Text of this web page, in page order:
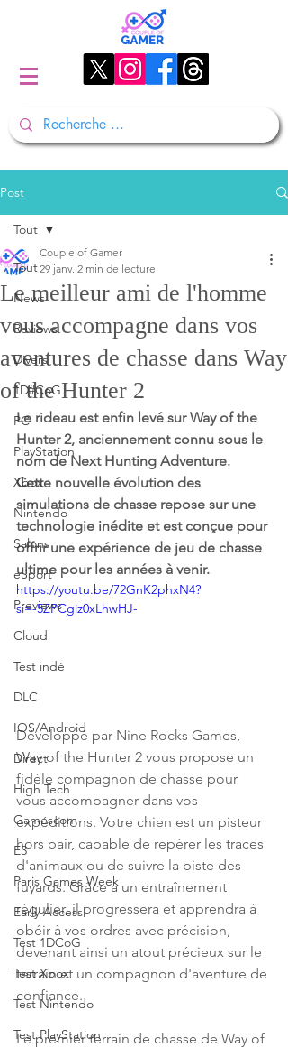
Post
Tout
News
Reviews
Divers
1D#CoG
PC
PlayStation
Xbox
Nintendo
Salons
eSport
Previews
Cloud
Test indé
DLC
IOS/Android
Direct
High Tech
Gamescom
E3
Paris Games Week
Early Access
Test 1DCoG
Test Xbox
Test Nintendo
Test PlayStation
Tout
Le meilleur ami de l'homme
vous accompagne dans vos
aventures de chasse dans Way
of the Hunter 2
Couple of Gamer
29 janv. 2 min de lecture
Le rideau est enfin levé sur Way of the
Hunter 2, anciennement connu sous le
nom de Next Hunting Adventure.
Cette nouvelle évolution des
simulations de chasse repose sur une
technologie inédite et est conçue pour
offrir une expérience de jeu de chasse
ultime pour les années à venir.
https://youtu.be/72GnK2phxN4?
si=-5ZPCgiz0xLhwHJ-
Développé par Nine Rocks Games,
Way of the Hunter 2 vous propose un
fidèle compagnon de chasse pour
vous accompagner dans vos
expéditions. Votre chien est un pisteur
hors pair, capable de repérer les traces
d'animaux ou de suivre la piste des
fuyards. Grâce à un entraînement
régulier, il progressera et apprendra à
obéir à vos ordres avec précision,
devenant ainsi un atout précieux sur le
terrain et un compagnon d'aventure de
confiance.
Le premier terrain de chasse de Way of